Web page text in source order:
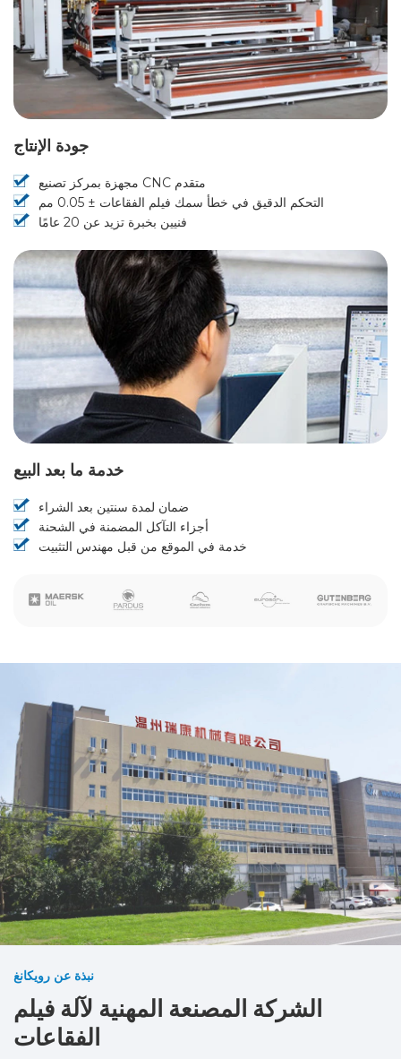
جودة الإنتاج
مجهزة بمركز تصنيع CNC متقدم
التحكم الدقيق في خطأ سمك فيلم الفقاعات ± 0.05 مم
فنيين بخبرة تزيد عن 20 عامًا
خدمة ما بعد البيع
ضمان لمدة سنتين بعد الشراء
أجزاء التآكل المضمنة في الشحنة
خدمة في الموقع من قبل مهندس التثبيت
نبذة عن رويكانغ
الشركة المصنعة المهنية لآلة فيلم
الفقاعات